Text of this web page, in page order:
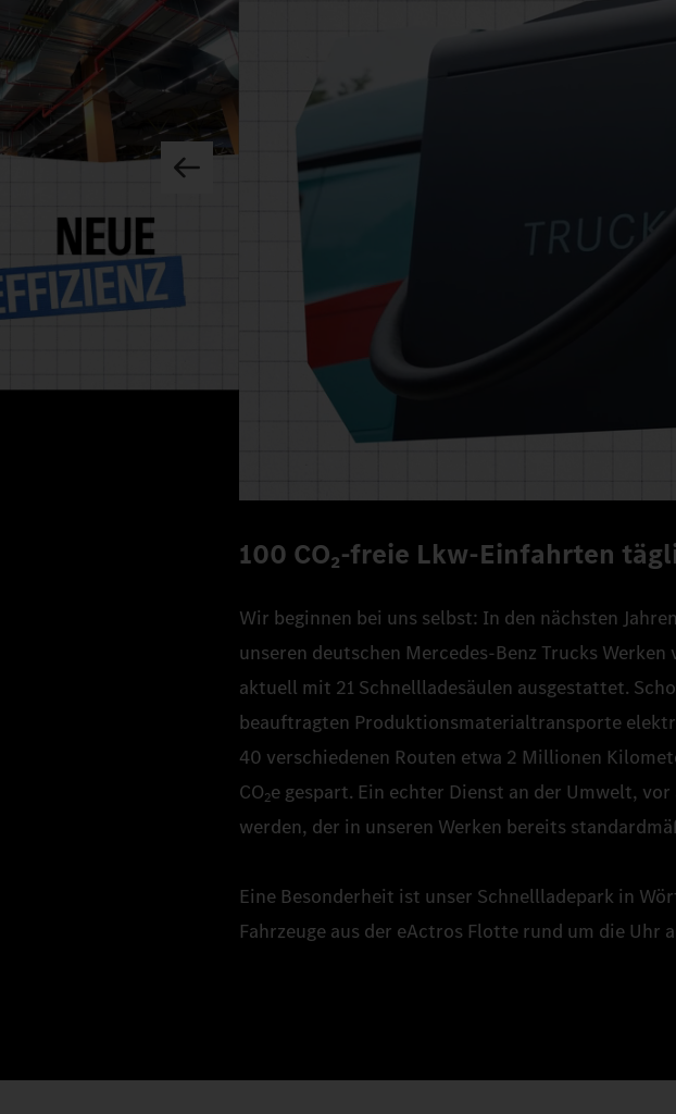
100 CO₂‑freie Lkw-Einfahrten
Wir beginnen bei uns selbst: In den nächsten
unseren deutschen Mercedes-Benz Trucks
aktuell mit 21 Schnellladesäulen ausgestattet.
beauftragten Produktionsmaterialtransporte
40 verschiedenen Routen etwa 2 Millionen
CO2e gespart. Ein echter Dienst an der Umwelt,
werden, der in unseren Werken bereits
Eine Besonderheit ist unser Schnellladepark in
Fahrzeuge aus der eActros Flotte rund um die Uhr